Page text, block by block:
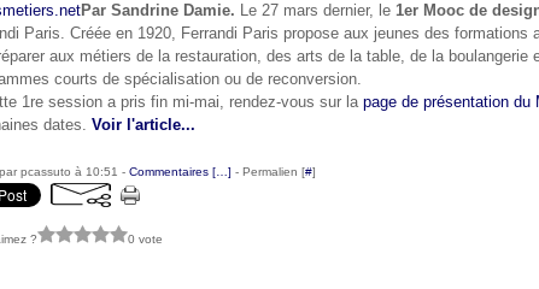
Par Sandrine Damie. Le 27 mars dernier, le 1er Mooc de
Paris. Créée en 1920, Ferrandi Paris propose aux jeunes des formations
aux métiers de la restauration, des arts de la table, de la boulangerie
courts de spécialisation ou de reconversion.
1re session a pris fin mi-mai, rendez-vous sur la page de présentation du
dates. Voir l'article...
pcassuto à 10:51 - Commentaires [ ] - Permalien [#]
? 0 vote